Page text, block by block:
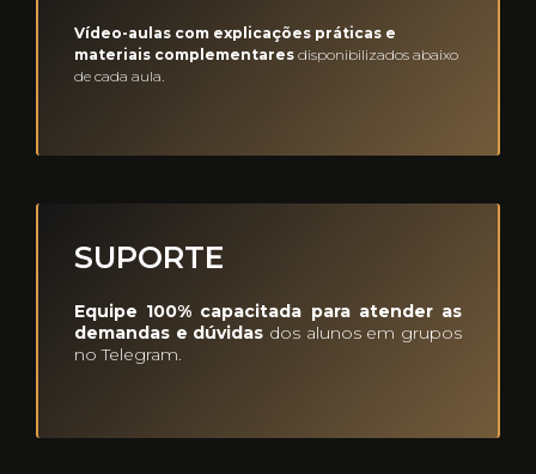
Vídeo-aulas com explicações práticas e
materiais complementares disponibilizados abaixo
de cada aula.
SUPORTE
Equipe 100% capacitada para atender as
demandas e dúvidas dos alunos em grupos
no Telegram.